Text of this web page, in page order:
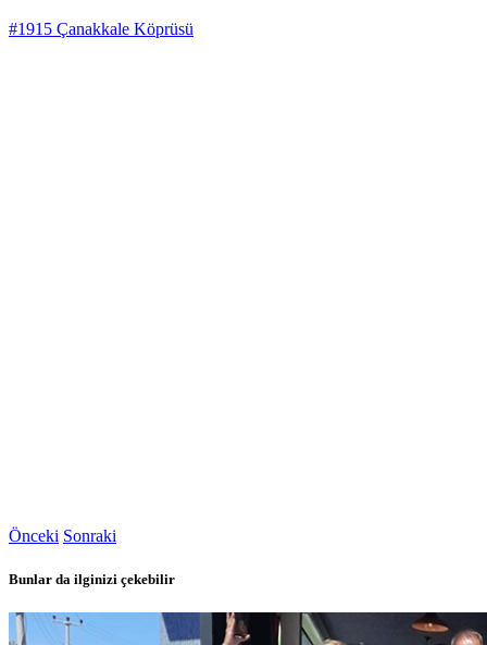
#1915 Çanakkale Köprüsü
Önceki Sonraki
Bunlar da ilginizi çekebilir